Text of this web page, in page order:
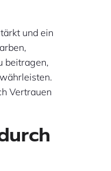
und ein
beitragen,
Vertrauen